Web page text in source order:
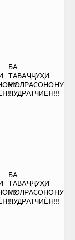
БА
ТАВАҶҶУҲИ
МОЛРАСОНОНУ
ПУДРАТЧИЁН!!!
БА
ТАВАҶҶУҲИ
МОЛРАСОНОНУ
ПУДРАТЧИЁН!!!